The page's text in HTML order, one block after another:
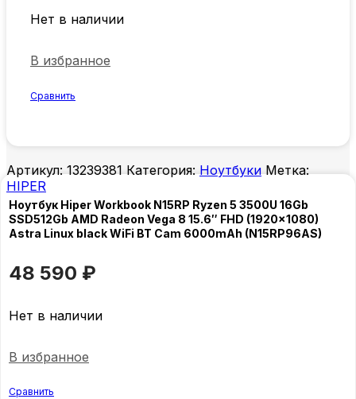
Нет в наличии
В избранное
Сравнить
Артикул:13239381Категория: Ноутбуки Метка:
HIPER
Ноутбук Hiper Workbook N15RP Ryzen 5 3500U 16Gb
SSD512Gb AMD Radeon Vega 8 15.6″ FHD (1920×1080)
Astra Linux black WiFi BT Cam 6000mAh (N15RP96AS)
48 590 ₽
Нет в наличии
В избранное
Сравнить